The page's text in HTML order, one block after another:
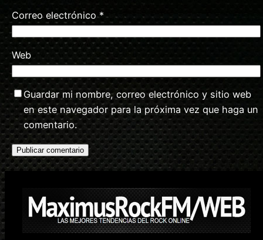
Correo electrónico*
Web
Guardar mi nombre, correo electrónico y sitio web
en este navegador para la próxima vez que haga un
comentario.